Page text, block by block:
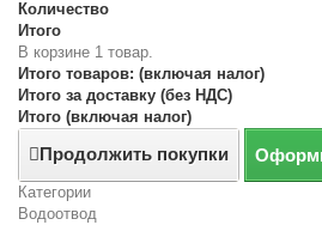
Количество
Итого
В корзине 1 товар.
Итого товаров: (включая налог)
Итого за доставку (без НДС)
Итого (включая налог)
Продолжить покупки
Категории
Водоотвод